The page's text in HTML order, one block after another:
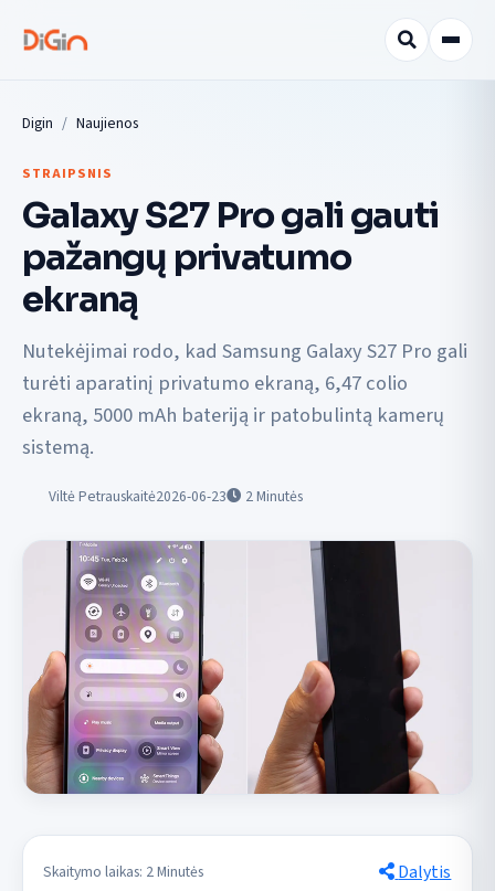
Digin Naujienos
STRAIPSNIS
Galaxy S27 Pro gali gauti
pažangų privatumo
ekraną
Nutekėjimai rodo, kad Samsung Galaxy S27 Pro gali
turėti aparatinį privatumo ekraną, 6,47 colio
ekraną, 5000 mAh bateriją ir patobulintą kamerų
sistemą.
Viltė Petrauskaitė2026-06-23 2Minutės
Skaitymo laikas: 2 Minutės Dalytis